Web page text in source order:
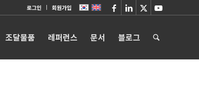
로그인 회원가입
조달물품 레퍼런스 문서 블로그